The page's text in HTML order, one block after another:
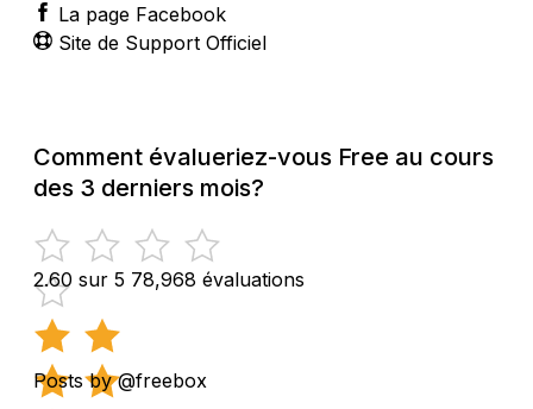
La page Facebook
Site de Support Officiel
Comment évalueriez-vous Free au cours
des 3 derniers mois?
2.60 sur 5 78,968 évaluations
Posts by @freebox